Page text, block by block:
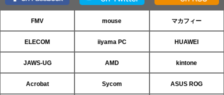
FMV mouse マカフィー
ELECOM iiyama PC HUAWEI
JAWS-UG AMD kintone
Acrobat Sycom ASUS ROG